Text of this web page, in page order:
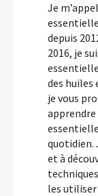
Je
depuis
2016, je
des huiles
je vous
quotidien.
et à
les